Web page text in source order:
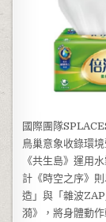
國際團隊
鳥巢意象收錄環
《共生島》運用
計《時空之序》
造」與「雜波
漪》，將身體動